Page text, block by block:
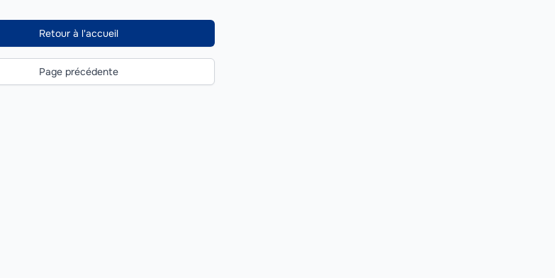
Retour à l'accueil
Page précédente